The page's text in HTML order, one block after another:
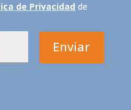
de Privacidad de
Enviar